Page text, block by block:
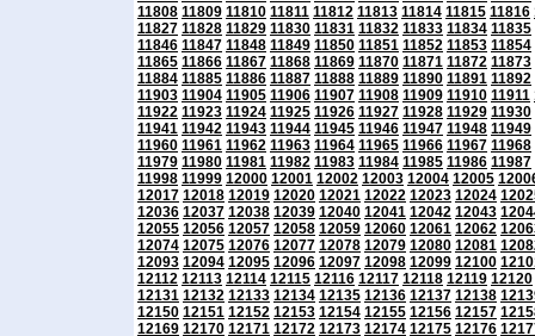
11808 11809 11810 11811 11812 11813 11814 11815 11816
11827 11828 11829 11830 11831 11832 11833 11834 11835
11846 11847 11848 11849 11850 11851 11852 11853 11854
11865 11866 11867 11868 11869 11870 11871 11872 11873
11884 11885 11886 11887 11888 11889 11890 11891 11892
11903 11904 11905 11906 11907 11908 11909 11910 11911
11922 11923 11924 11925 11926 11927 11928 11929 11930
11941 11942 11943 11944 11945 11946 11947 11948 11949
11960 11961 11962 11963 11964 11965 11966 11967 11968
11979 11980 11981 11982 11983 11984 11985 11986 11987
11998 11999 12000 12001 12002 12003 12004 12005
12017 12018 12019 12020 12021 12022 12023 12024
12036 12037 12038 12039 12040 12041 12042 12043
12055 12056 12057 12058 12059 12060 12061 12062
12074 12075 12076 12077 12078 12079 12080 12081
12093 12094 12095 12096 12097 12098 12099 12100
12112 12113 12114 12115 12116 12117 12118 12119 12120
12131 12132 12133 12134 12135 12136 12137 12138
12150 12151 12152 12153 12154 12155 12156 12157
12169 12170 12171 12172 12173 12174 12175 12176